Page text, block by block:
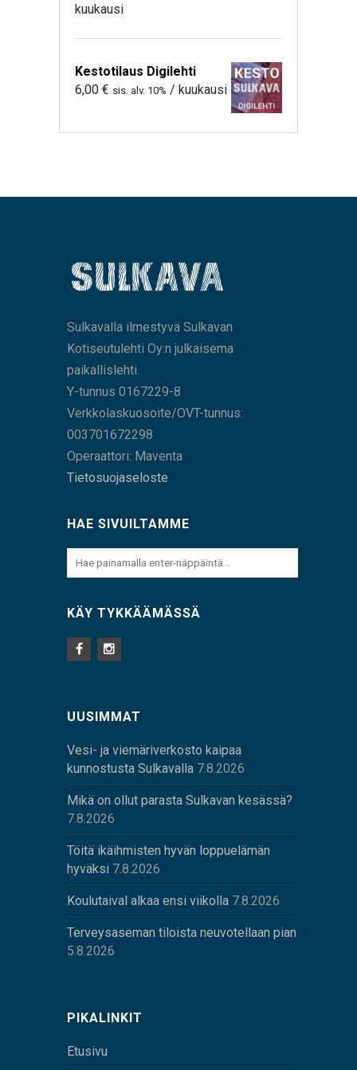
kuukausi
Kestotilaus Digilehti
6,00 € sis. alv. 10% / kuukausi
Sulkavalla ilmestyvä Sulkavan
Kotiseutulehti Oy:n julkaisema
paikallislehti.
Y-tunnus 0167229-8
Verkkolaskuosoite/OVT-tunnus:
003701672298
Operaattori: Maventa
Tietosuojaseloste
HAE SIVUILTAMME
KÄY TYKKÄÄMÄSSÄ
UUSIMMAT
Vesi- ja viemäriverkosto kaipaa
kunnostusta Sulkavalla 7.8.2026
Mikä on ollut parasta Sulkavan kesässä?
7.8.2026
Töitä ikäihmisten hyvän loppuelämän
hyväksi 7.8.2026
Koulutaival alkaa ensi viikolla 7.8.2026
Terveysaseman tiloista neuvotellaan pian
5.8.2026
PIKALINKIT
Etusivu